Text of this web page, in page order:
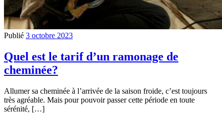
Publié 3 octobre 2023
Quel est le tarif d’un ramonage de
cheminée?
Allumer sa cheminée à l’arrivée de la saison froide, c’est toujours
très agréable. Mais pour pouvoir passer cette période en toute
sérénité, […]